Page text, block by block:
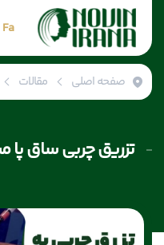
صفحه اصلی مقالات
تزریق چربی ساق پا